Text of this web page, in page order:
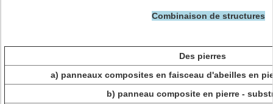
Combinaison de structures
Des pierres
a) panneaux composites en faisceau d'abeilles en
b) panneau composite en pierre -